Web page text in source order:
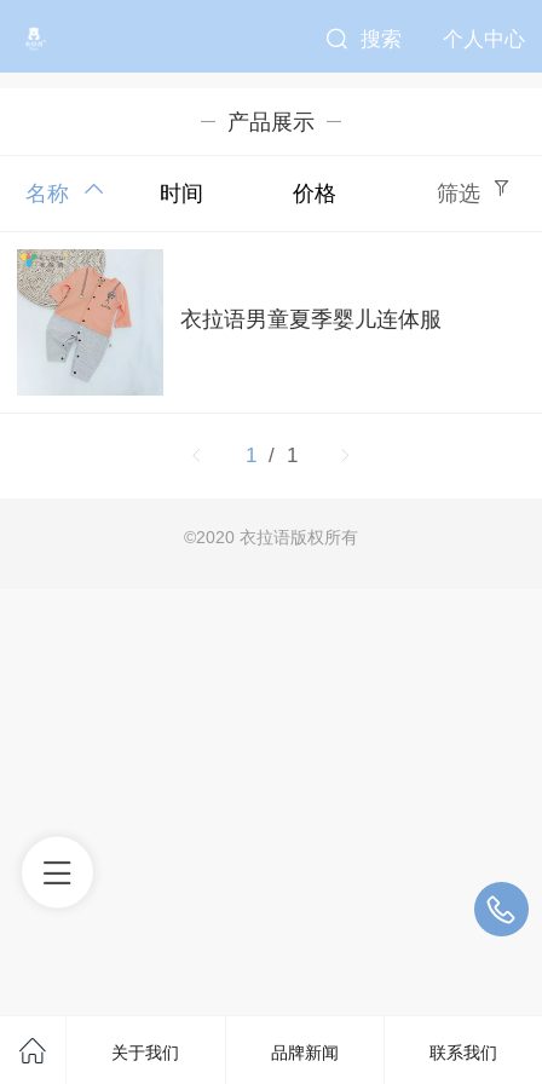
搜索 个人中心
产品展示
名称 时间 价格 筛选
衣拉语男童夏季婴儿连体服
1 / 1
©2020 衣拉语版权所有
关于我们 品牌新闻 联系我们